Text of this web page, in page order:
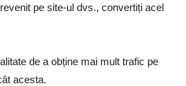
pe site-ul dvs., convertiți acel
de a obține mai mult trafic pe
acesta.